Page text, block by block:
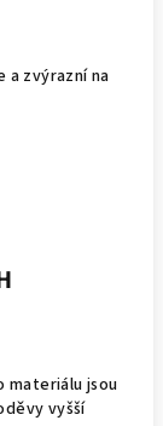
a zvýrazní na
materiálu jsou
vyšší